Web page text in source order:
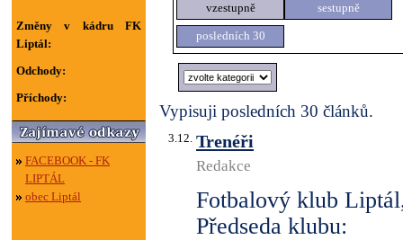
Změny v kádru FK
Liptál:
Odchody:
Příchody:
FACEBOOK - FK
LIPTÁL
obec Liptál
vzestupně sestupně
posledních 30
Vypisuji posledních 30 článků.
3.12. Trenéři
Redakce
Fotbalový klub
Předseda klubu: